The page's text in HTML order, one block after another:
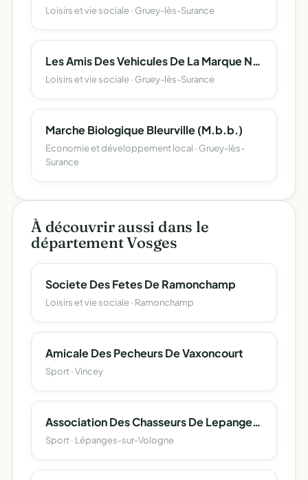
Loisirs et vie sociale · Gruey-lès-Surance
Les Amis Des Vehicules De La Marque Nsu Dans Les Vosges
Loisirs et vie sociale · Gruey-lès-Surance
Marche Biologique Bleurville (M.b.b.)
Economie et développement local · Gruey-lès-
Surance
À découvrir aussi dans le
département Vosges
Societe Des Fetes De Ramonchamp
Loisirs et vie sociale · Ramonchamp
Amicale Des Pecheurs De Vaxoncourt
Sport · Vincey
Association Des Chasseurs De Lepanges-Fays-Laval-Deycimont ". "Le. Fa.la.dey "
Sport · Lépanges-sur-Vologne